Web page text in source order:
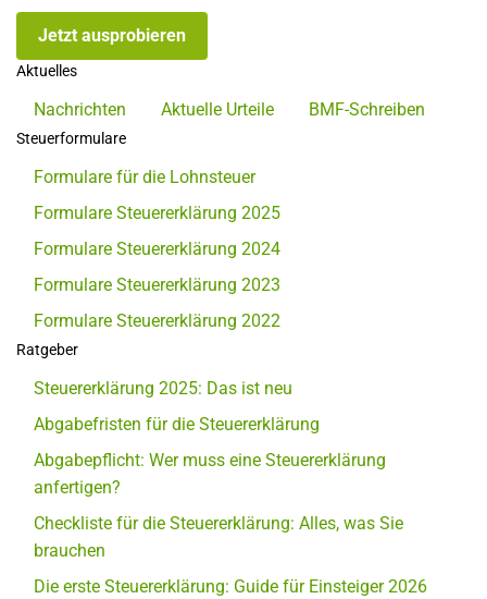
Jetzt ausprobieren
Aktuelles
Nachrichten Aktuelle Urteile BMF-Schreiben
Steuerformulare
Formulare für die Lohnsteuer
Formulare Steuererklärung 2025
Formulare Steuererklärung 2024
Formulare Steuererklärung 2023
Formulare Steuererklärung 2022
Ratgeber
Steuererklärung 2025: Das ist neu
Abgabefristen für die Steuererklärung
Abgabepflicht: Wer muss eine Steuererklärung
anfertigen?
Checkliste für die Steuererklärung: Alles, was Sie
brauchen
Die erste Steuererklärung: Guide für Einsteiger 2026